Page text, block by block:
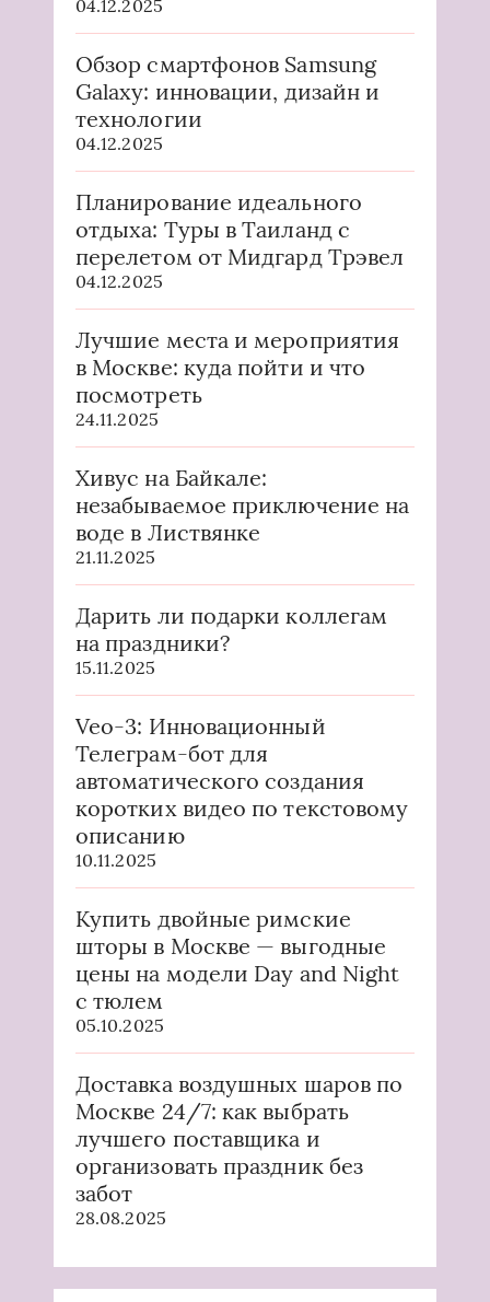
04.12.2025
Обзор смартфонов Samsung
Galaxy: инновации, дизайн и
технологии
04.12.2025
Планирование идеального
отдыха: Туры в Таиланд с
перелетом от Мидгард Трэвел
04.12.2025
Лучшие места и мероприятия
в Москве: куда пойти и что
посмотреть
24.11.2025
Хивус на Байкале:
незабываемое приключение на
воде в Листвянке
21.11.2025
Дарить ли подарки коллегам
на праздники?
15.11.2025
Veo-3: Инновационный
Телеграм-бот для
автоматического создания
коротких видео по текстовому
описанию
10.11.2025
Купить двойные римские
шторы в Москве — выгодные
цены на модели Day and Night
с тюлем
05.10.2025
Доставка воздушных шаров по
Москве 24/7: как выбрать
лучшего поставщика и
организовать праздник без
забот
28.08.2025